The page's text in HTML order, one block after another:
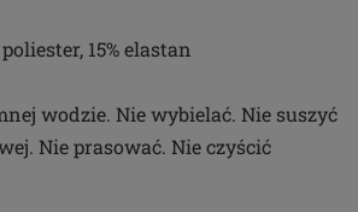
15% elastan
wodzie. Nie wybielać. Nie suszyć
Nie prasować. Nie czyścić